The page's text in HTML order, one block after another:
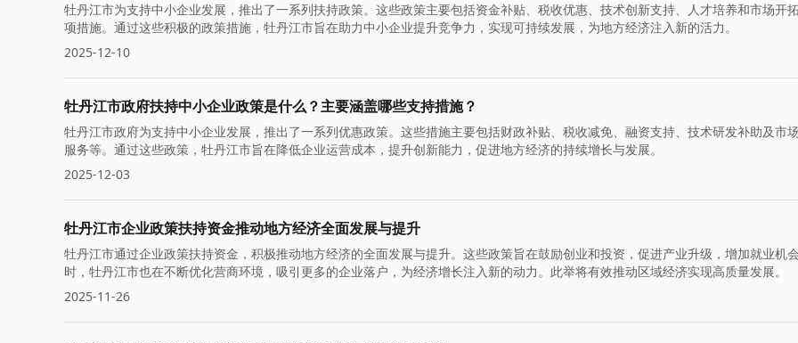
牡丹江市为支持中小企业发展，推出了一系列扶持政策。这些政策主要包括资金补贴、税收优惠、技术创新支持、人才培养和市场开
项措施。通过这些积极的政策措施，牡丹江市旨在助力中小企业提升竞争力，实现可持续发展，为地方经济注入新的活力。
2025-12-10
牡丹江市政府扶持中小企业政策是什么？主要涵盖哪些支持措施？
牡丹江市政府为支持中小企业发展，推出了一系列优惠政策。这些措施主要包括财政补贴、税收减免、融资支持、技术研发补助及市
服务等。通过这些政策，牡丹江市旨在降低企业运营成本，提升创新能力，促进地方经济的持续增长与发展。
2025-12-03
牡丹江市企业政策扶持资金推动地方经济全面发展与提升
牡丹江市通过企业政策扶持资金，积极推动地方经济的全面发展与提升。这些政策旨在鼓励创业和投资，促进产业升级，增加就业机
时，牡丹江市也在不断优化营商环境，吸引更多的企业落户，为经济增长注入新的动力。此举将有效推动区域经济实现高质量发展。
2025-11-26